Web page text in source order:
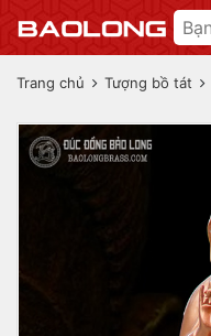
Trang chủ Tượng bồ tát